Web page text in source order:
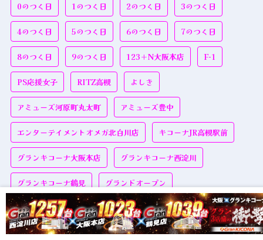
0のつく日 1のつく日 2のつく日 3のつく日
4のつく日 5のつく日 6のつく日 7のつく日
8のつく日 9のつく日 123＋N大阪本店 F-1
PS応援女子 RITZ高槻 よしき
アミューズ河原町丸太町 アミューズ豊中
エンターテイメントオメガ北白川店 キコーナJR高槻駅前
グランキコーナ大阪本店 グランキコーナ西淀川
グランキコーナ鶴見 グランドオープン
グランドオープン期間 グランドリニューアル
ゴールドハート スロパチガール来店S